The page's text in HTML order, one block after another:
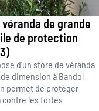
véranda de grande
de protection
d’un store de véranda
dimension à Bandol
permet de protéger
contre les fortes